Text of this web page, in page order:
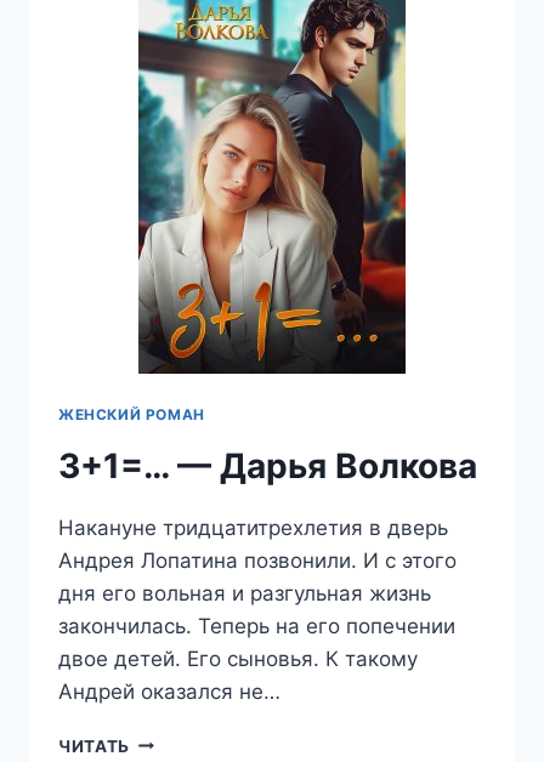
ВОЛКОВА
ЖЕНСКИЙ РОМАН
3+1=… — Дарья Волкова
Накануне тридцатитрехлетия в дверь
Андрея Лопатина позвонили. И с этого
дня его вольная и разгульная жизнь
закончилась. Теперь на его попечении
двое детей. Его сыновья. К такому
Андрей оказался не…
ЧИТАТЬ 3+1=…